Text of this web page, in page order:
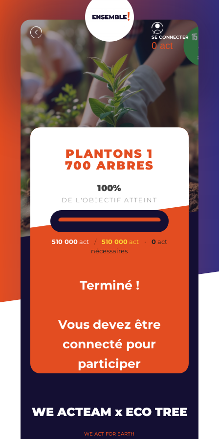
0 act
SE CONNECTER
WE ACTEAM x ECO TREE
WE ACT FOR EARTH
PLANTONS 1
700 ARBRES
100%
DE L'OBJECTIF ATTEINT
510 000act / 510 000act • 0act
nécessaires
Terminé !
Vous devez être
connecté pour
participer